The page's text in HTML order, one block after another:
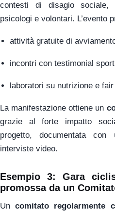
contesti di disagio sociale,
psicologi e volontari. L’evento
attività gratuite di
incontri con testimonial
laboratori su nutrizione e fair
La manifestazione ottiene un
grazie al forte impatto
progetto, documentata
interviste video.
Esempio 3: Gara
promossa da un
Uncomitato regolarmente